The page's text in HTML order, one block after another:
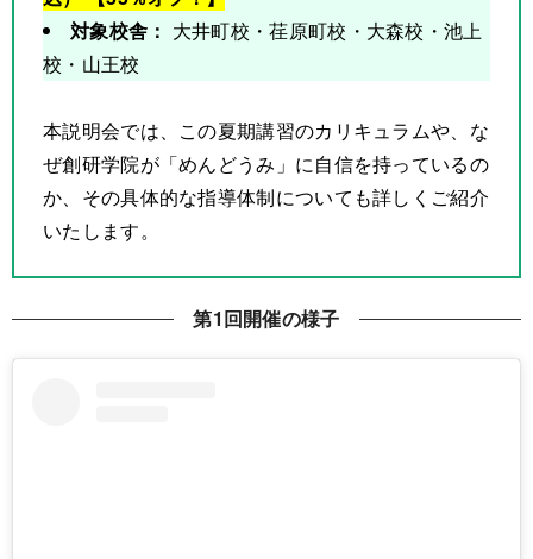
対象校舎： 大井町校・荏原町校・大森校・池上
校・山王校
本説明会では、この夏期講習のカリキュラムや、な
ぜ創研学院が「めんどうみ」に自信を持っているの
か、その具体的な指導体制についても詳しくご紹介
いたします。
第1回開催の様子